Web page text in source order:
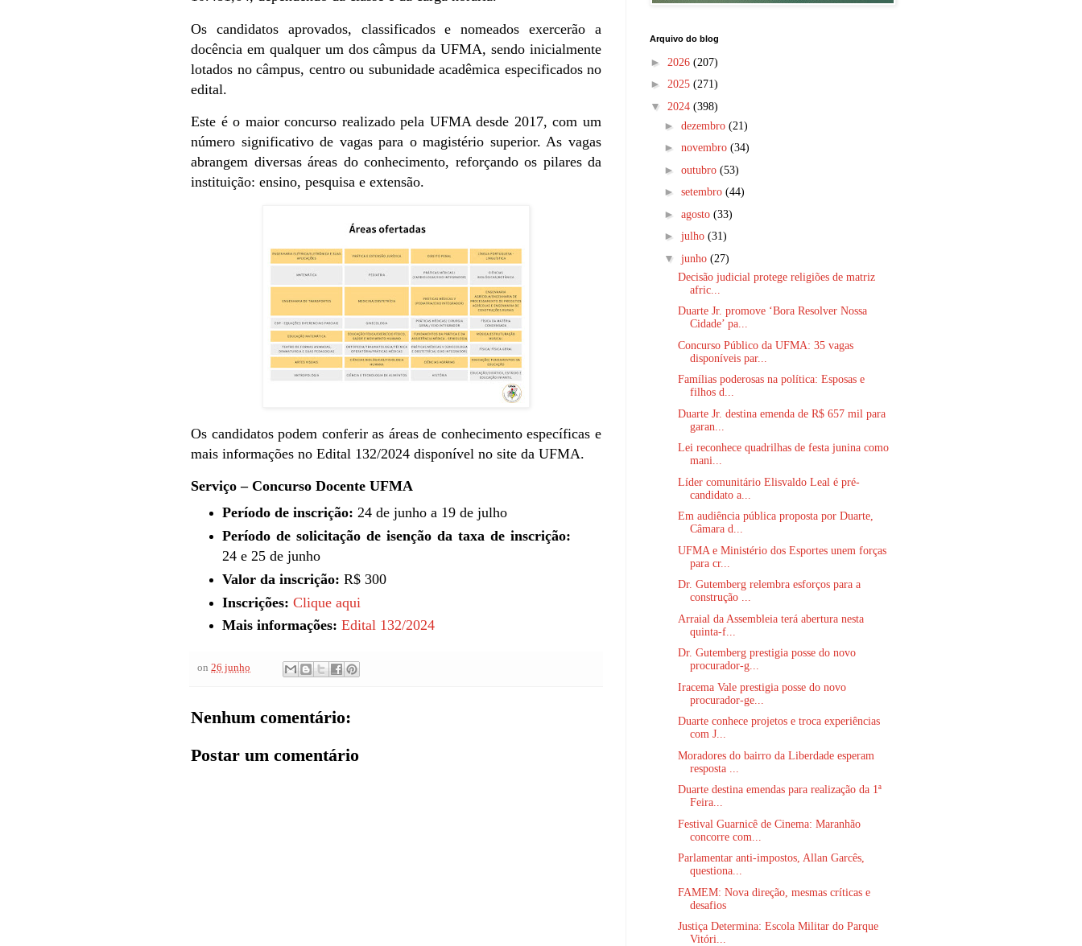
Os candidatos aprovados, classificados e nomeados exercerão a
docência em qualquer um dos câmpus da UFMA, sendo inicialmente
lotados no câmpus, centro ou subunidade acadêmica especificados no
edital.
Este é o maior concurso realizado pela UFMA desde 2017, com um
número significativo de vagas para o magistério superior. As vagas
abrangem diversas áreas do conhecimento, reforçando os pilares da
instituição: ensino, pesquisa e extensão.
Os candidatos podem conferir as áreas de conhecimento específicas e
mais informações no Edital 132/2024 disponível no site da UFMA.
Serviço – Concurso Docente UFMA
Período de inscrição: 24 de junho a 19 de julho
Período de solicitação de isenção da taxa de inscrição:
24 e 25 de junho
Valor da inscrição: R$ 300
Inscrições: Clique aqui
Mais informações: Edital 132/2024
on 26 junho
Nenhum comentário:
Postar um comentário
Arquivo do blog
► 2026 (207)
► 2025 (271)
▼ 2024 (398)
► dezembro (21)
► novembro (34)
► outubro (53)
► setembro (44)
► agosto (33)
► julho (31)
▼ junho (27)
Decisão judicial protege religiões de matriz
afric...
Duarte Jr. promove ‘Bora Resolver Nossa
Cidade’ pa...
Concurso Público da UFMA: 35 vagas
disponíveis par...
Famílias poderosas na política: Esposas e
filhos d...
Duarte Jr. destina emenda de R$ 657 mil para
garan...
Lei reconhece quadrilhas de festa junina como
mani...
Líder comunitário Elisvaldo Leal é pré-
candidato a...
Em audiência pública proposta por Duarte,
Câmara d...
UFMA e Ministério dos Esportes unem forças
para cr...
Dr. Gutemberg relembra esforços para a
construção ...
Arraial da Assembleia terá abertura nesta
quinta-f...
Dr. Gutemberg prestigia posse do novo
procurador-g...
Iracema Vale prestigia posse do novo
procurador-ge...
Duarte conhece projetos e troca experiências
com J...
Moradores do bairro da Liberdade esperam
resposta ...
Duarte destina emendas para realização da 1ª
Feira...
Festival Guarnicê de Cinema: Maranhão
concorre com...
Parlamentar anti-impostos, Allan Garcês,
questiona...
FAMEM: Nova direção, mesmas críticas e
desafios
Justiça Determina: Escola Militar do Parque
Vitóri...